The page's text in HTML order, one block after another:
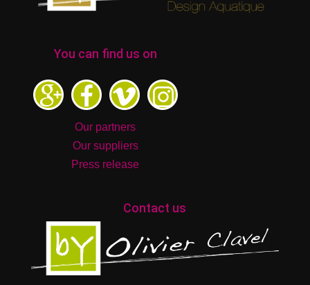
You can find us on
Our partners
Our suppliers
Press release
Contact us